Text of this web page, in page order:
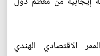
الاقتصادي الهندي